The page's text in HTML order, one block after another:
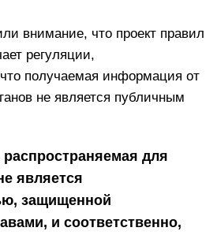
внимание, что проект правил
регуляции,
получаемая информация от
не является публичным
для
является
защищенной
и соответственно,